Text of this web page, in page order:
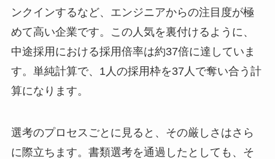
ンクインするなど、エンジニアからの注目度が極
めて高い企業です。この人気を裏付けるように、
中途採用における採用倍率は約37倍に達していま
す。単純計算で、1人の採用枠を37人で奪い合う計
算になります。
選考のプロセスごとに見ると、その厳しさはさら
に際立ちます。書類選考を通過したとしても、そ